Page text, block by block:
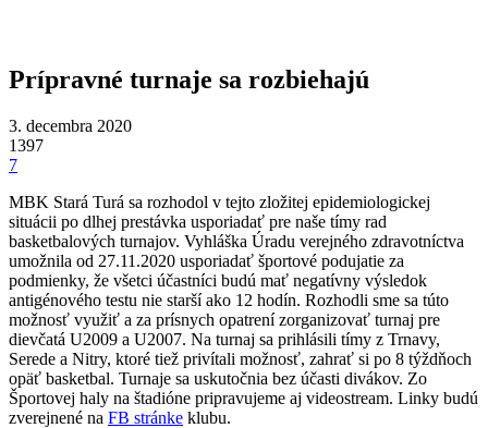
Prípravné turnaje sa rozbiehajú
3. decembra 2020
1397
7
MBK Stará Turá sa rozhodol v tejto zložitej epidemiologickej
situácii po dlhej prestávka usporiadať pre naše tímy rad
basketbalových turnajov. Vyhláška Úradu verejného zdravotníctva
umožnila od 27.11.2020 usporiadať športové podujatie za
podmienky, že všetci účastníci budú mať negatívny výsledok
antigénového testu nie starší ako 12 hodín. Rozhodli sme sa túto
možnosť využiť a za prísnych opatrení zorganizovať turnaj pre
dievčatá U2009 a U2007. Na turnaj sa prihlásili tímy z Trnavy,
Serede a Nitry, ktoré tiež privítali možnosť, zahrať si po 8 týždňoch
opäť basketbal. Turnaje sa uskutočnia bez účasti divákov. Zo
Športovej haly na štadióne pripravujeme aj videostream. Linky budú
zverejnené na FB stránke klubu.